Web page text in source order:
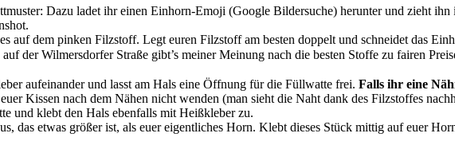
Dazu ladet ihr einen Einhorn-Emoji (Google Bildersuche) herunter und zieht
auf dem pinken Filzstoff. Legt euren Filzstoff am besten doppelt und schneidet das
auf der Wilmersdorfer Straße gibt’s meiner Meinung nach die besten Stoffe zu fairen
aufeinander und lasst am Hals eine Öffnung für die Füllwatte frei. Falls ihr eine
Kissen nach dem Nähen nicht wenden (man sieht die Naht dank des Filzstoffes
und klebt den Hals ebenfalls mit Heißkleber zu.
das etwas größer ist, als euer eigentliches Horn. Klebt dieses Stück mittig auf euer